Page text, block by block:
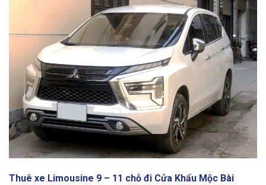
Thuê xe Limousine 9 – 11 chỗ đi Cửa Khẩu Mộc Bài